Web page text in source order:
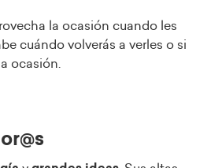
la ocasión cuando les
cuándo volverás a verles o si
ocasión.